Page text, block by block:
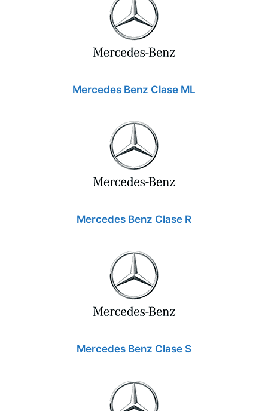
Mercedes Benz Clase ML
Mercedes Benz Clase R
Mercedes Benz Clase S